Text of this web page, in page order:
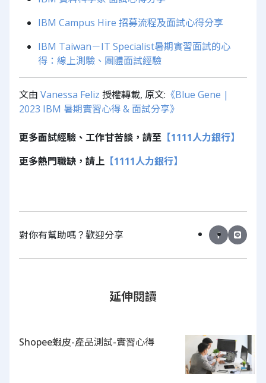
IBM Campus Hire 招募流程及面試心得分享
IBM Taiwan－IT Specialist暑期實習面試的心
得：線上測驗、團體面試經驗
文由 Vanessa Feliz 授權轉載, 原文: 《Blue Gene |
2023 IBM 暑期實習心得 & 面試分享》
更多面試經驗、工作甘苦談，請至 【1111人力銀行】
更多熱門職缺，請上 【1111人力銀行】
對你有幫助嗎？歡迎分享
延伸閱讀
Shopee蝦皮-產品測試-實習心得